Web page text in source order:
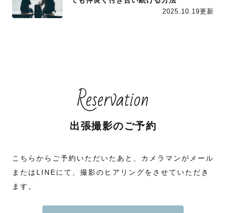
2025.10.19更新
Reservation
出張撮影のご予約
こちらからご予約いただいたあと、カメラマンがメール
またはLINEにて、撮影のヒアリングをさせていただき
ます。